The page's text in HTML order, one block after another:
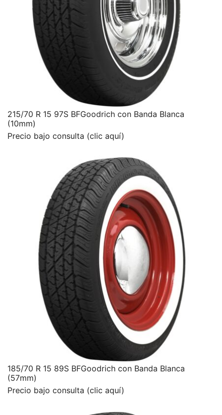
215/70 R 15 97S BFGoodrich con Banda Blanca
(10mm)
Precio bajo consulta (clic aquí)
185/70 R 15 89S BFGoodrich con Banda Blanca
(57mm)
Precio bajo consulta (clic aquí)